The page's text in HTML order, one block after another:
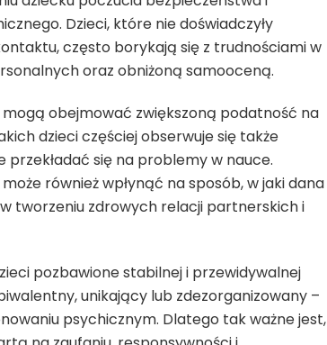
Dzieci, które nie doświadczyły
często borykają się z trudnościami w
oraz obniżoną samooceną.
obejmować zwiększoną podatność na
dzieci częściej obserwuje się także
się na problemy w nauce.
również wpłynąć na sposób, w jaki dana
tworzeniu zdrowych relacji partnerskich i
pozbawione stabilnej i przewidywalnej
unikający lub zdezorganizowany –
psychicznym. Dlatego tak ważne jest,